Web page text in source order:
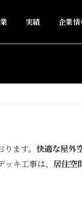
実績 企業情
ます。 快適な屋外
キ工事は、 居住空